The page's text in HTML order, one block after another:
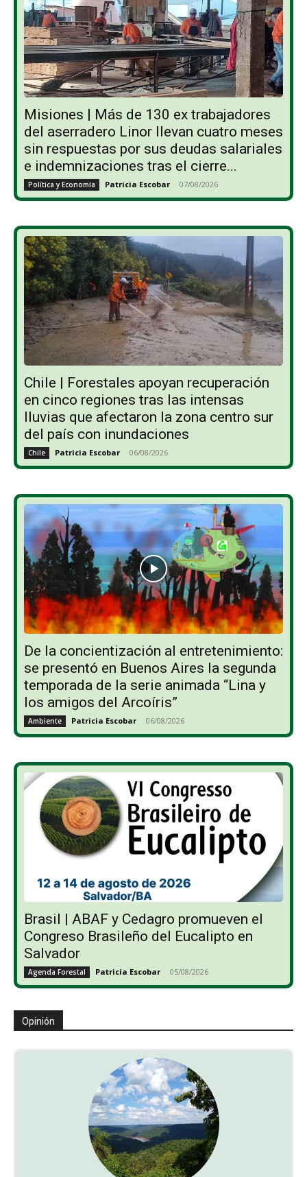
Misiones | Más de 130 ex trabajadores
del aserradero Linor llevan cuatro meses
sin respuestas por sus deudas salariales
e indemnizaciones tras el cierre...
Política y Economía Patricia Escobar - 07/08/2026
Chile | Forestales apoyan recuperación
en cinco regiones tras las intensas
lluvias que afectaron la zona centro sur
del país con inundaciones
Chile Patricia Escobar - 06/08/2026
De la concientización al entretenimiento:
se presentó en Buenos Aires la segunda
temporada de la serie animada “Lina y
los amigos del Arcoíris”
Ambiente Patricia Escobar - 06/08/2026
Brasil | ABAF y Cedagro promueven el
Congreso Brasileño del Eucalipto en
Salvador
Agenda Forestal Patricia Escobar - 05/08/2026
Opinión